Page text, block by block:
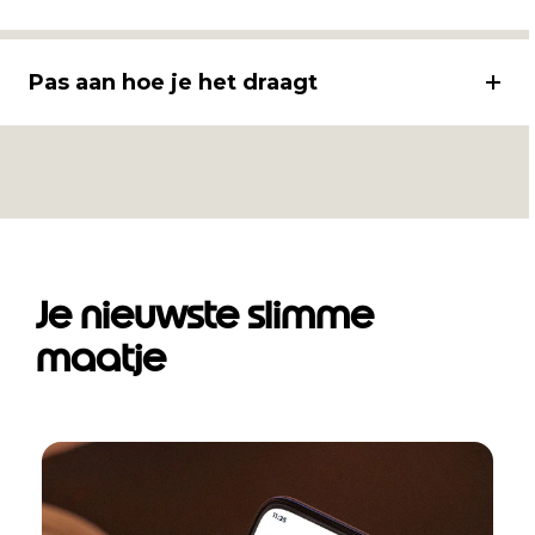
Pas aan hoe je het draagt
Je nieuwste slimme
maatje
e
m